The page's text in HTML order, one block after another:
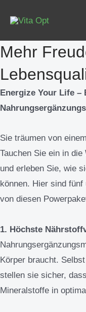
Inhalt
Mehr
Energize Your Life –
Sie träumen von
Tauchen Sie ein in
und erleben Sie, wie
können. Hier sind
von diesen
1. Höchste
Körper braucht.
stellen sie sicher,
Mineralstoffe in